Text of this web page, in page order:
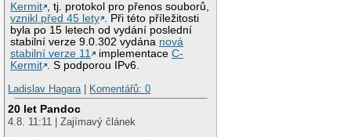
Kermit , tj. protokol pro přenos souborů,
vznikl před 45 lety . Při této příležitosti
byla po 15 letech od vydání poslední
stabilní verze 9.0.302 vydána nová
stabilní verze 11
implementaceC-
Kermit . S podporou IPv6.
Ladislav Hagara | Komentářů: 0
20 let Pandoc
4.8. 11:11 | Zajímavý článek